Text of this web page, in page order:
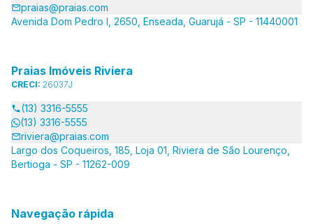
praias@praias.com
Avenida Dom Pedro I, 2650, Enseada, Guarujá - SP - 11440001
Praias Imóveis Riviera
CRECI: 26037J
(13) 3316-5555
(13) 3316-5555
riviera@praias.com
Largo dos Coqueiros, 185, Loja 01, Riviera de São Lourenço,
Bertioga - SP - 11262-009
Navegação rápida